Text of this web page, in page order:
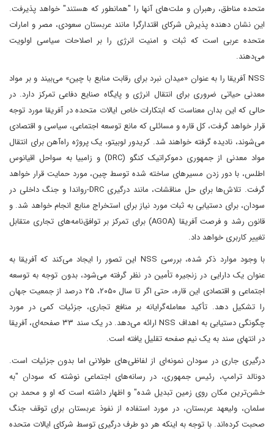
متحده مناطق، رهبران و ملت‌های آنها را "همانطور که هستند" خواهد پذیرفت.
این نشان دهنده پذیرش شرکای اقتدارگرا مانند عربستان سعودی، مصر و امارات
متحده عربی است که ثبات و امنیت انرژی را بر اصلاحات سیاسی اولویت
می‌دهند.
NSS آفریقا را به عنوان «میدان نبرد برای رقابت منابع با چین» می‌بیند و بر مواد
معدنی حیاتی ضروری برای انتقال انرژی و پایگاه صنایع دفاعی تمرکز دارد. در
حالی که این بدان معناست که ابتکارات خاص ایالات متحده در آفریقا مورد توجه
قرار خواهد گرفت، کل قاره و مسائلی که مانع توسعه اجتماعی، سیاسی و اقتصادی
می‌شوند، نادیده گرفته خواهند شد. کریدور لوبیتو، یک پروژه راه‌آهن برای انتقال
مواد معدنی از جمهوری دموکراتیک کنگو (DRC) و زامبیا به سواحل اقیانوس
اطلس، با دور زدن مسیرهای ساخته شده توسط چین، مورد حمایت قرار خواهد
گرفت. تلاش‌ها برای حل مناقشات، مانند درگیری DRC-رواندا و جنگ داخلی در
سودان، برای دستیابی به ثبات مورد نیاز برای استخراج منابع انجام خواهد شد. و
قانون رشد و فرصت آفریقا (AGOA) برای تمرکز بر توافق‌نامه‌های تجاری متقابل
تغییر کاربری خواهد داد.
با وجود موارد ذکر شده، بررسی NSS این تصور را ایجاد می‌کند که آفریقا به
عنوان یک دارایی در زنجیره تأمین در نظر گرفته می‌شود، بدون توجه به توسعه
اجتماعی و اقتصادی این قاره، حتی اگر تا سال ۲۰۵۰، ۲۵ درصد از جمعیت جهان
را تشکیل دهد. تأکید معامله‌گرایانه بر منافع تجاری، جزئیات کمی در مورد
چگونگی دستیابی به اهداف NSS ارائه می‌دهد. در یک سند ۳۳ صفحه‌ای، آفریقا
در انتهای سند به یک نیم صفحه تقلیل یافته است.
درگیری جاری در سودان نمونه‌ای از لفاظی‌های طولانی اما بدون جزئیات است.
دونالد ترامپ، رئیس جمهوری، در رسانه‌های اجتماعی نوشته که سودان "به
خشن‌ترین مکان روی زمین تبدیل شده" و اظهار داشته است که او و محمد بن
سلمان، ولیعهد عربستان، در مورد استفاده از نفوذ عربستان برای توقف جنگ
صحبت کرده‌اند. با توجه به اینکه هر دو طرف درگیری توسط شرکای ایالات متحده